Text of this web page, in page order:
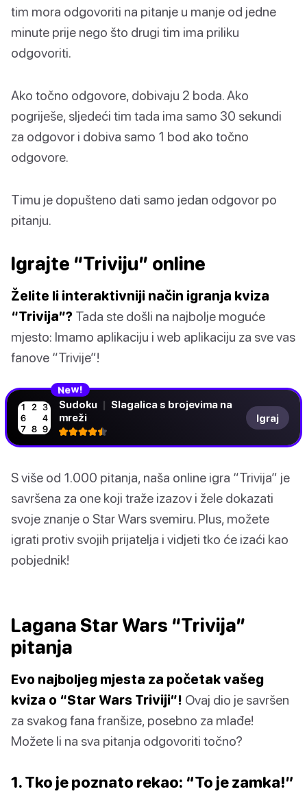
tim mora odgovoriti na pitanje u manje od jedne
minute prije nego što drugi tim ima priliku
odgovoriti.
Ako točno odgovore, dobivaju 2 boda. Ako
pogriješe, sljedeći tim tada ima samo 30 sekundi
za odgovor i dobiva samo 1 bod ako točno
odgovore.
Timu je dopušteno dati samo jedan odgovor po
pitanju.
Igrajte “Triviju” online
Želite li interaktivniji način igranja kviza
“Trivija”? Tada ste došli na najbolje moguće
mjesto: Imamo aplikaciju i web aplikaciju za sve vas
fanove “Trivije”!
New!
Sudoku | Slagalica s brojevima na
mreži
Igraj
S više od 1.000 pitanja, naša online igra “Trivija” je
savršena za one koji traže izazov i žele dokazati
svoje znanje o Star Wars svemiru. Plus, možete
igrati protiv svojih prijatelja i vidjeti tko će izaći kao
pobjednik!
Lagana Star Wars “Trivija”
pitanja
Evo najboljeg mjesta za početak vašeg
kviza o “Star Wars Triviji”! Ovaj dio je savršen
za svakog fana franšize, posebno za mlađe!
Možete li na sva pitanja odgovoriti točno?
1. Tko je poznato rekao: “To je zamka!”